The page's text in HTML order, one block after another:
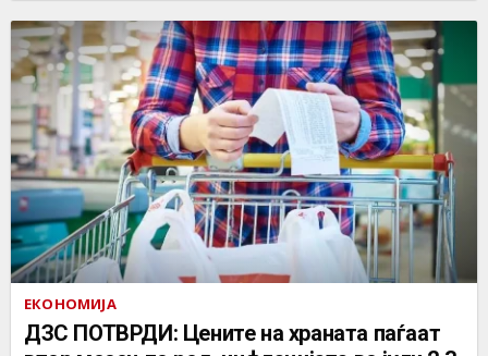
ЕКОНОМИЈА
ДЗС ПОТВРДИ: Цените на храната паѓаат